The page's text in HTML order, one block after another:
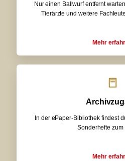
Nur einen Ballwurf entfernt
Tierärzte und weitere
Mehr
In der ePaper-Bibliothek findest
Sonderhefte zum
Mehr